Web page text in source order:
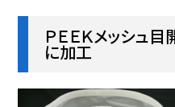
ＰＥＥＫメッシュ
に加工